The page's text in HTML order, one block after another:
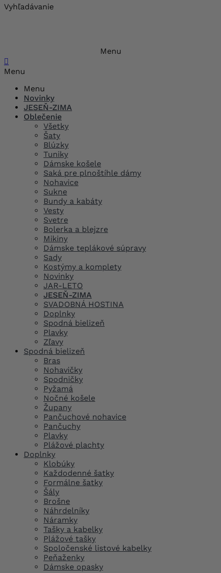
Vyhľadávanie
Menu

Menu
Menu
Novinky
JESEŇ-ZIMA
Oblečenie
Všetky
Šaty
Blúzky
Tuniky
Dámske košele
Saká pre plnoštíhle dámy
Nohavice
Sukne
Bundy a kabáty
Vesty
Svetre
Bolerka a blejzre
Mikiny
Dámske teplákové súpravy
Sady
Kostýmy a komplety
Novinky
JAR-LETO
JESEŇ-ZIMA
SVADOBNÁ HOSTINA
Doplnky
Spodná bielizeň
Plavky
Zľavy
Spodná bielizeň
Bras
Nohavičky
Spodničky
Pyžamá
Nočné košele
Župany
Pančuchové nohavice
Pančuchy
Plavky
Plážové plachty
Doplnky
Klobúky
Každodenné šatky
Formálne šatky
Šály
Brošne
Náhrdelníky
Náramky
Tašky a kabelky
Plážové tašky
Spoločenské listové kabelky
Peňaženky
Dámske opasky